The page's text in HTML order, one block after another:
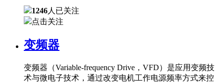
1246人已关注
点击关注
变频器
变频器（Variable-frequency Drive，VFD）是应用变频技
术与微电子技术，通过改变电机工作电源频率方式来控